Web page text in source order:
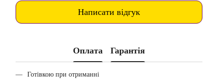
Написати відгук
Оплата Гарантія
Готівкою при отриманні